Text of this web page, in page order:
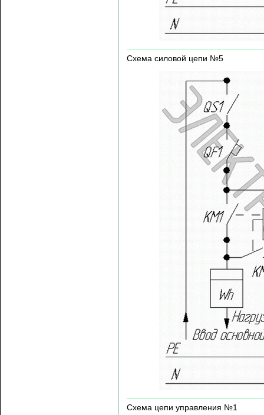
Схема силовой цепи №5
Схема цепи управления №1